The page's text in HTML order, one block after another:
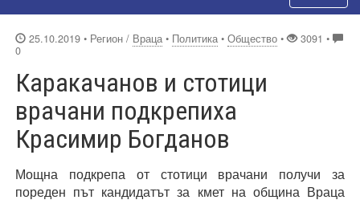
25.10.2019 • Регион / Враца • Политика • Общество •
3091 •
0
Каракачанов и стотици
врачани подкрепиха
Красимир Богданов
Мощна подкрепа от стотици врачани получи за
пореден път кандидатът за кмет на община Враца